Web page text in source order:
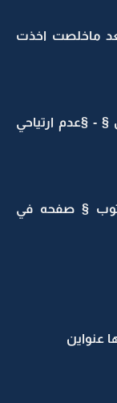
ماخلصت اخذت
- §عدم ارتياحي
§ صفحه في
عنواين